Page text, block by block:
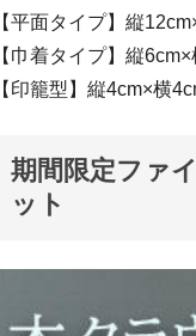
【平面タイプ】縦
【巾着タイプ】縦
【印籠型】縦4cm×横
期間限定ファ
ット